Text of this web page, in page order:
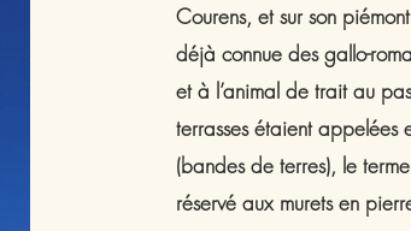
Courens, et sur son
déjà connue des gallo-
et à l’animal de trait au
terrasses étaient appelées
(bandes de terres), le
réservé aux murets en